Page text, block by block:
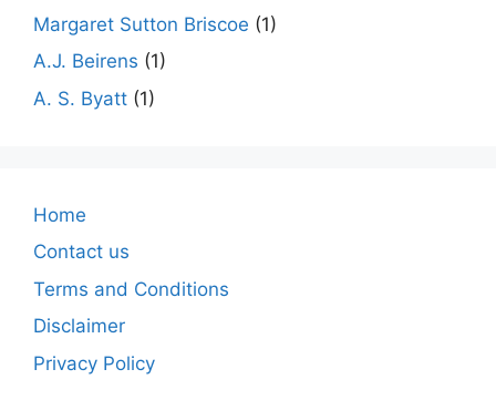
Margaret Sutton Briscoe (1)
A.J. Beirens (1)
A. S. Byatt (1)
Home
Contact us
Terms and Conditions
Disclaimer
Privacy Policy